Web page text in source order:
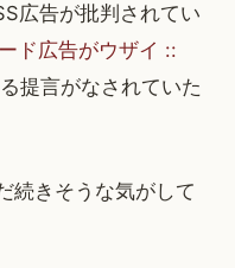
広告が批判されてい
ド広告がウザイ ::
提言がなされていた
続きそうな気がして